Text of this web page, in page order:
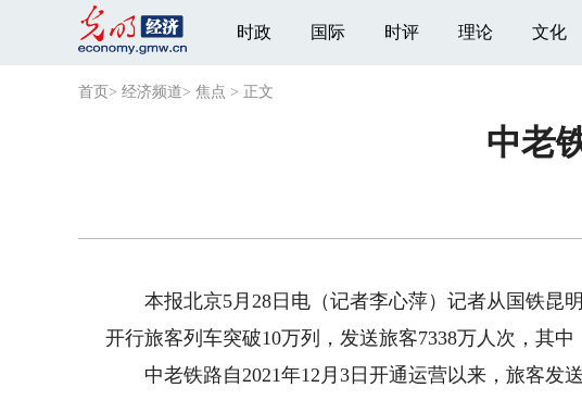
时政 国际 时评 理论 文化
首页 > 经济频道> 焦点 > 正文
中老
本报北京5月28日电（记者李心萍）记者从国铁昆
开行旅客列车突破10万列，发送旅客7338万人次，其中
中老铁路自2021年12月3日开通运营以来，旅客发